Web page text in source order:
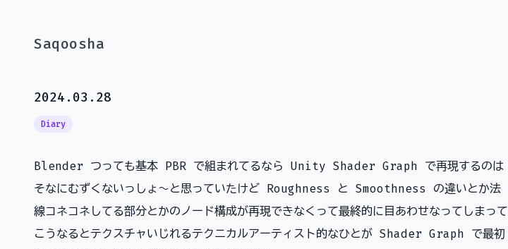
Saqoosha
2024.03.28
Diary
Blender つっても基本 PBR で組まれてるなら Unity Shader Graph で再現するのは
そなにむずくないっしょ～と思っていたけど Roughness と Smoothness の違いとか法
線コネコネしてる部分とかのノード構成が再現できなくって最終的に目あわせなってしまって
こうなるとテクスチャいじれるテクニカルアーティスト的なひとが Shader Graph で最初